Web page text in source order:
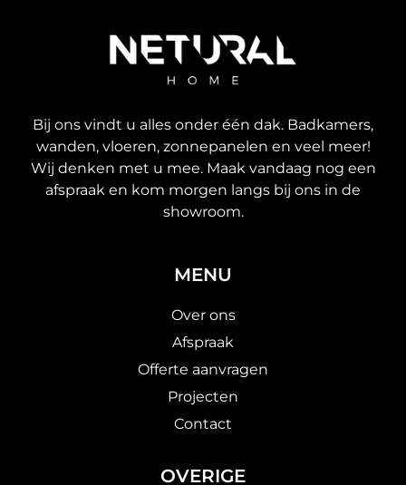
Bij ons vindt u alles onder één dak. Badkamers,
wanden, vloeren, zonnepanelen en veel meer!
Wij denken met u mee. Maak vandaag nog een
afspraak en kom morgen langs bij ons in de
showroom.
MENU
Over ons
Afspraak
Offerte aanvragen
Projecten
Contact
OVERIGE